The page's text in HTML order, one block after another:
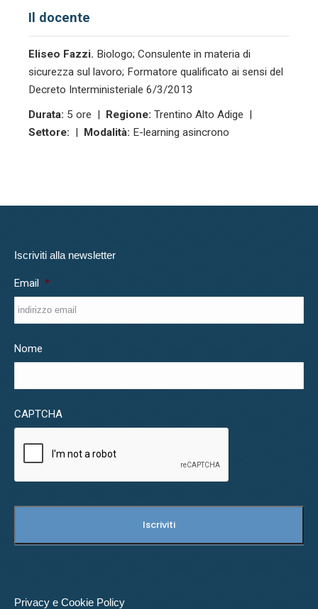
Il docente
Eliseo Fazzi. Biologo; Consulente in materia di
sicurezza sul lavoro; Formatore qualificato ai sensi del
Decreto Interministeriale 6/3/2013
Durata: 5 ore | Regione: Trentino Alto Adige |
Settore: | Modalità: E-learning asincrono
Iscriviti alla newsletter
Email *
Nome
CAPTCHA
Privacy e Cookie Policy